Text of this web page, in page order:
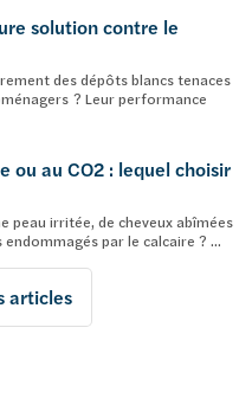
solution contre le
des dépôts blancs tenaces
? Leur performance
ou au CO2 : lequel choisir
peau irritée, de cheveux abîmées
par le calcaire ? ...
articles